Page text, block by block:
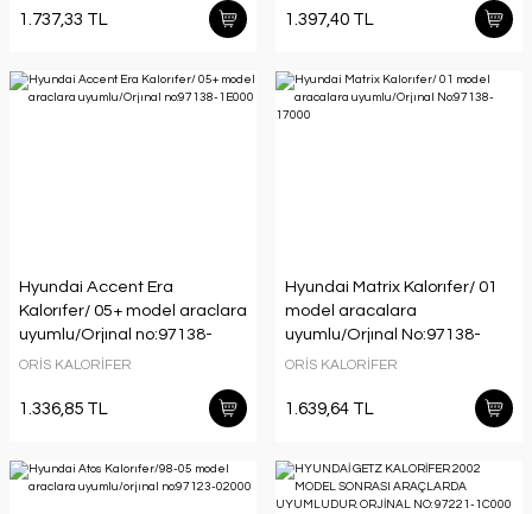
1.737,33 TL 1.397,40 TL
Hyundai Accent Era
Kalorıfer/ 05+ model araclara
uyumlu/Orjınal no:97138-
1E000
ORİS KALORİFER
1.336,85 TL
Hyundai Matrix Kalorıfer/ 01
model aracalara
uyumlu/Orjınal No:97138-
17000
ORİS KALORİFER
1.639,64 TL